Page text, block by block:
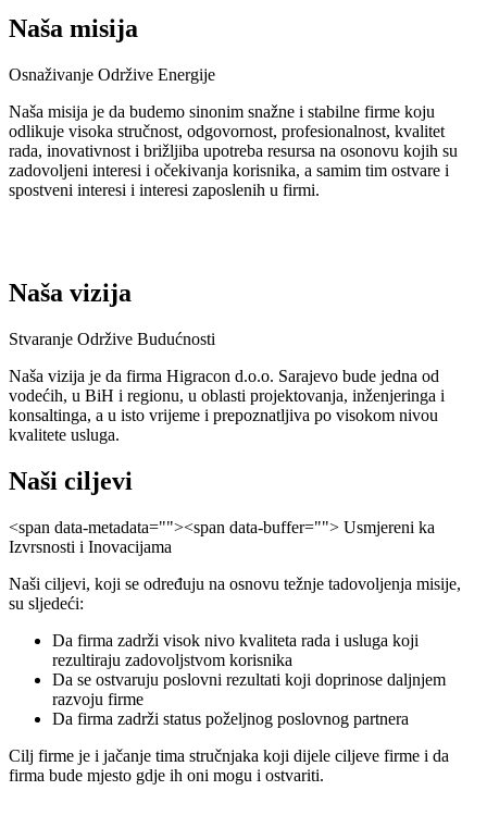
Naša misija
Osnaživanje Održive Energije
Naša misija je da budemo sinonim snažne i stabilne firme koju
odlikuje visoka stručnost, odgovornost, profesionalnost, kvalitet
rada, inovativnost i brižljiba upotreba resursa na osonovu kojih su
zadovoljeni interesi i očekivanja korisnika, a samim tim ostvare i
spostveni interesi i interesi zaposlenih u firmi.
Naša vizija
Stvaranje Održive Budućnosti
Naša vizija je da firma Higracon d.o.o. Sarajevo bude jedna od
vodećih, u BiH i regionu, u oblasti projektovanja, inženjeringa i
konsaltinga, a u isto vrijeme i prepoznatljiva po visokom nivou
kvalitete usluga.
Naši ciljevi
<span data-metadata=""><span data-buffer=""> Usmjereni ka
Izvrsnosti i Inovacijama
Naši ciljevi, koji se određuju na osnovu težnje tadovoljenja misije,
su sljedeći:
Da firma zadrži visok nivo kvaliteta rada i usluga koji
rezultiraju zadovoljstvom korisnika
Da se ostvaruju poslovni rezultati koji doprinose daljnjem
razvoju firme
Da firma zadrži status poželjnog poslovnog partnera
Cilj firme je i jačanje tima stručnjaka koji dijele ciljeve firme i da
firma bude mjesto gdje ih oni mogu i ostvariti.